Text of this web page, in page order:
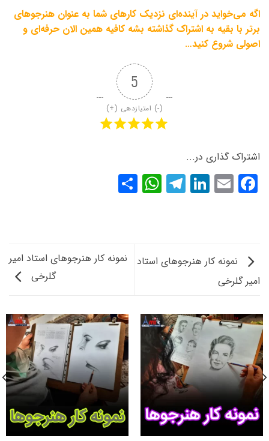
اگه می‌خواید در آینده‌ای نزدیک کارهای شما به عنوان هنرجوهای
برتر با بقیه به اشتراک گذاشته بشه کافیه همین الان حرفه‌ای و
اصولی شروع کنید…
5
(-) امتیازدهی (+)
اشتراک گذاری در...
Facebook
Email
LinkedIn
Telegram
WhatsApp
نمونه کار هنرجوهای استاد
امیر گلرخی
نمونه کار هنرجوهای استاد امیر
گلرخی